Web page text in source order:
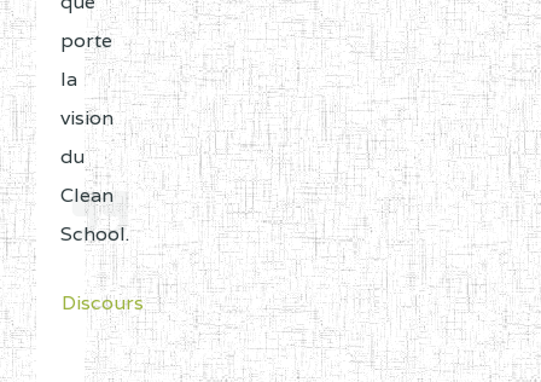
porte
la
vision
du
Clean
School.
Discours